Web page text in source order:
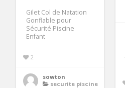
Gilet Col de Natation
Gonflable pour
Sécurité Piscine
Enfant
2
sowton
securite piscine